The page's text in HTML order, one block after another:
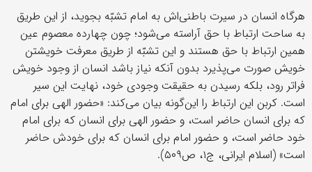
هرگاه انسان در سیرت باطنی‌اش به امام تشبّه بجوید، از این طریق
به ساحت ارتباط با حق آراسته می‌شود؛ چون چهارده معصوم عین
همین ارتباط با حق هستند و این تشبّه از طریق معرفت خویشتن
خویش صورت می‌پذیرد بدون آنکه نیاز باشد انسان از وجود خویش
فراتر رود، بلکه رسیدن به حقیقت وجودی خود، نهایت این سیر
است. کربن این ارتباط را این‌گونه بیان می‌کند: «حضور الهی برای امام
که برای انسان حاضر است، و حضور الهی برای انسان که برای امام
خود حاضر است، و حضور امام برای انسان که برای خودش حاضر
است» (اسلام ایرانی، ج۱، ص۵۰۹).